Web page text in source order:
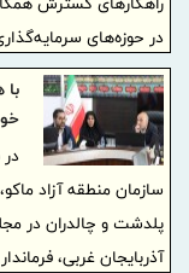
در حوزه‌های
بررسی قرار گرفت.
سازمان منطقه آزاد
پلدشت و چالدران در
آذربایجان غربی،